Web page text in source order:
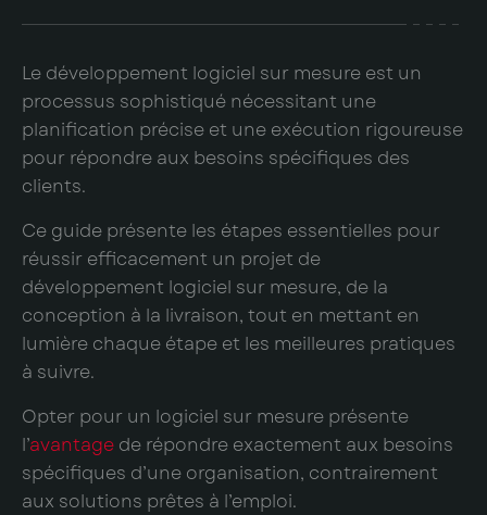
Le développement logiciel sur mesure est un
processus sophistiqué nécessitant une
planification précise et une exécution rigoureuse
pour répondre aux besoins spécifiques des
clients.
Ce guide présente les étapes essentielles pour
réussir efficacement un projet de
développement logiciel sur mesure, de la
conception à la livraison, tout en mettant en
lumière chaque étape et les meilleures pratiques
à suivre.
Opter pour un logiciel sur mesure présente
l’avantage de répondre exactement aux besoins
spécifiques d’une organisation, contrairement
aux solutions prêtes à l’emploi.